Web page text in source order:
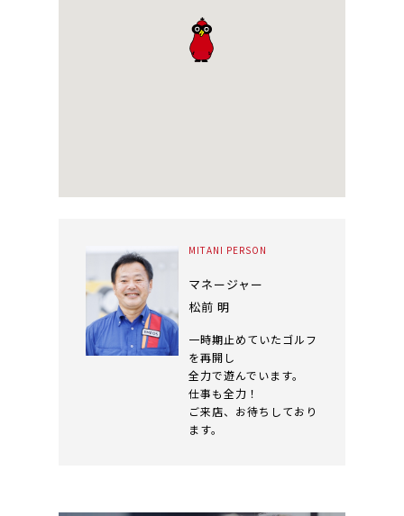
MITANI PERSON
マネージャー
松前 明
一時期止めていたゴルフ
を再開し
全力で遊んでいます。
仕事も全力！
ご来店、お待ちしており
ます。